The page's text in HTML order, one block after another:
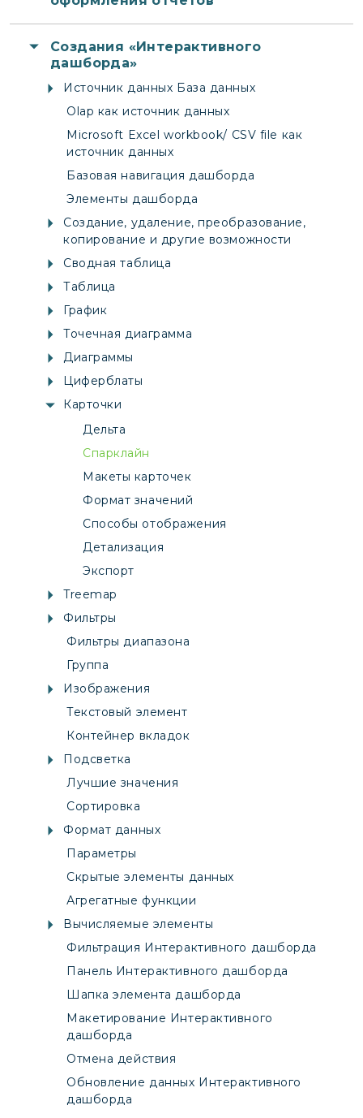
Создания «Интерактивного
дашборда»
Источник данных База данных
Olap как источник данных
Microsoft Excel workbook/ CSV file как
источник данных
Базовая навигация дашборда
Элементы дашборда
Создание, удаление, преобразование,
копирование и другие возможности
Сводная таблица
Таблица
График
Точечная диаграмма
Диаграммы
Циферблаты
Карточки
Дельта
Спарклайн
Макеты карточек
Формат значений
Способы отображения
Детализация
Экспорт
Treemap
Фильтры
Фильтры диапазона
Группа
Изображения
Текстовый элемент
Контейнер вкладок
Подсветка
Лучшие значения
Сортировка
Формат данных
Параметры
Скрытые элементы данных
Агрегатные функции
Вычисляемые элементы
Фильтрация Интерактивного дашборда
Панель Интерактивного дашборда
Шапка элемента дашборда
Макетирование Интерактивного
дашборда
Отмена действия
Обновление данных Интерактивного
дашборда